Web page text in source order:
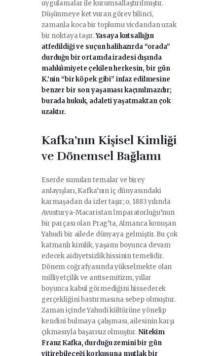
uygulamalar ile kurumsallaştırılmıştır.
Düşünmeye ket vuran görev bilinci,
zamanla koca bir toplumu vicdandan uzak
bir noktaya taşır.Yasaya kutsallığın
atfedildiği ve suçun halihazırda “orada”
durduğu bir ortamda iradesi dışında
mahkûmiyete çekilen herkesin, bir gün
K.’nin “bir köpek gibi” infaz edilmesine
benzer bir son yaşaması kaçınılmazdır;
burada hukuk, adaleti yaşatmaktan çok
uzaktır.
Kafka’nın Kişisel Kimliği
ve Dönemsel Bağlamı
Eserde sunulan temalar ve birey
anlayışları, Kafka’nın iç dünyasındaki
karmaşadan da izler taşır; o, 1883 yılında
Avusturya-Macaristan İmparatorluğu’nun
bir parçası olan Prag’ta, Almanca konuşan
Yahudi bir ailede dünyaya gelmiştir. Bu çok
katmanlı kimlik, yaşamı boyunca devam
edecek aidiyetsizlik hissinin temelidir.
Dönem coğrafyasında yükselmekte olan
milliyetçilik ve antisemitizm, yıllar
boyunca kabul görmediğini hissederek
gerçekliğini bastırmasına sebep olmuştur.
Zaman içinde Yahudi kültürüne yönelip
kendini bulmaya çalışması, ailesinin karşı
çıkmasıyla başarısız olmuştur.Nitekim
Franz Kafka, durduğu zemini bir gün
yitirebileceği korkusuna mutlak bir